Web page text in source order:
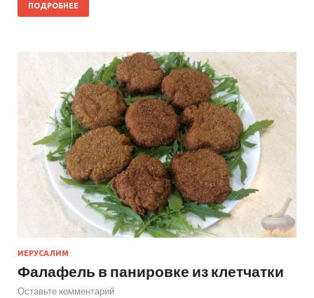
ПОДРОБНЕЕ
ИЕРУСАЛИМ
Фалафель в панировке из клетчатки
Оставьте комментарий